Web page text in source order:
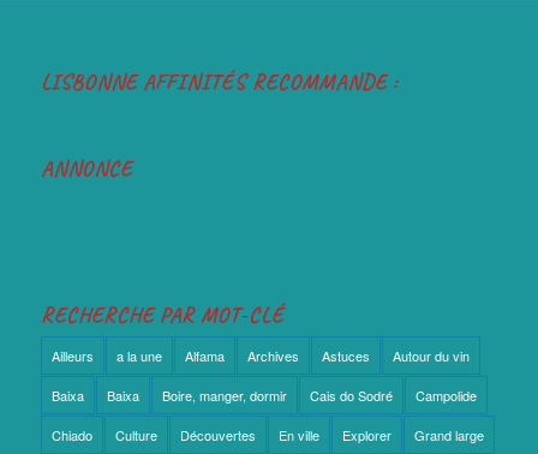
LISBONNE AFFINITÉS RECOMMANDE :
ANNONCE
RECHERCHE PAR MOT-CLÉ
Ailleurs a la une Alfama Archives Astuces Autour du vin
Baixa Baixa Boire, manger, dormir Cais do Sodré Campolide
Chiado Culture Découvertes En ville Explorer Grand large